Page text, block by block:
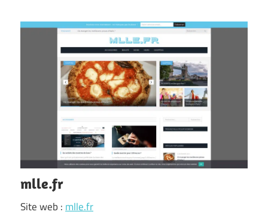
mlle.fr
Site web : mlle.fr